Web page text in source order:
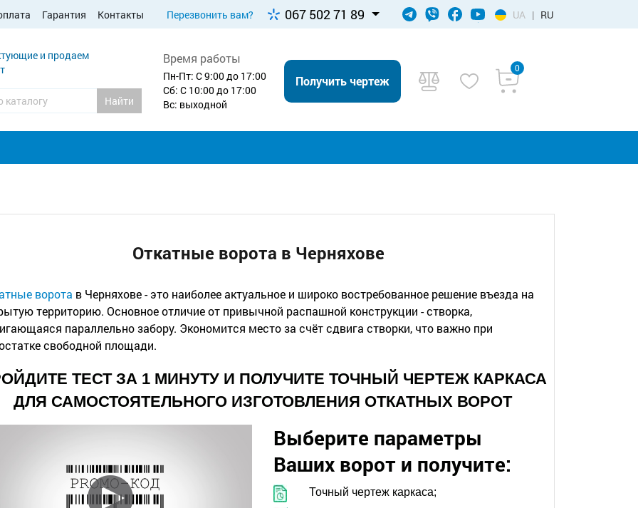
Гарантия Контакты Перезвонить вам? 067 502 71 89 UA | RU
и продаем
Найти
Время работы
Пн-Пт: С 9:00 до 17:00
Сб: С 10:00 до 17:00
Вс: выходной
Получить чертеж
0
Откатные ворота в Черняхове
ворота в Черняхове - это наиболее актуальное и широко востребованное решение въезда на
территорию. Основное отличие от привычной распашной конструкции - створка,
параллельно забору. Экономится место за счёт сдвига створки, что важно при
свободной площади.
ТЕСТ ЗА 1 МИНУТУ И ПОЛУЧИТЕ ТОЧНЫЙ ЧЕРТЕЖ КАРКАСА
ДЛЯ САМОСТОЯТЕЛЬНОГО ИЗГОТОВЛЕНИЯ ОТКАТНЫХ ВОРОТ
Выберите параметры
Ваших ворот и получите:
Точный чертеж каркаса;